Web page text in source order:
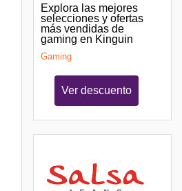
Explora las mejores
selecciones y ofertas
más vendidas de
gaming en Kinguin
Gaming
Ver descuento